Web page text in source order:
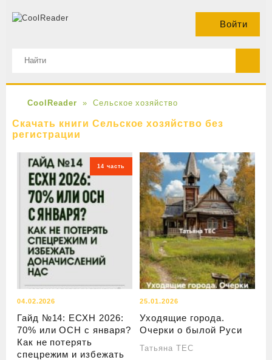
Войти
CoolReader Сельское хозяйство
Скачать книги Сельское хозяйство без
регистрации
14 часть
04.02.2026
Гайд №14: ЕСХН 2026:
70% или ОСН с января?
Как не потерять
спецрежим и избежать
25.01.2026
Уходящие города.
Очерки о былой Руси
Татьяна ТЕС